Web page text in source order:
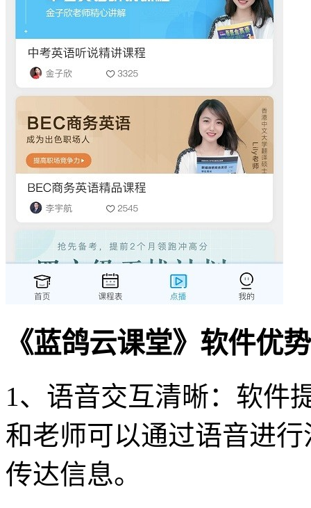
《蓝鸽云课堂》软件优
1、语音交互清晰：软件
和老师可以通过语音进
传达信息。